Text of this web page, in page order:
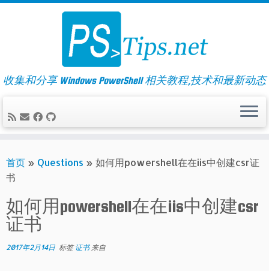
Skip
收集和分享 Windows PowerShell 相关教程,技术和最新动态
首页 » Questions » 如何用powershell在在iis中创建csr证
书
如何用powershell在在iis中创建csr
证书
2017年2月14日 标签证书 来自